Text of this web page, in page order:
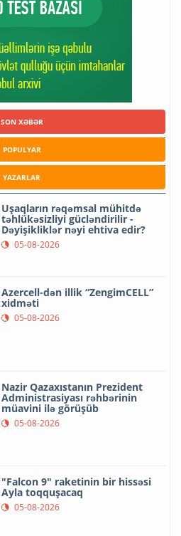
SON XƏBƏR
POPULYAR
YAZARLAR
Uşaqların rəqəmsal mühitdə
təhlükəsizliyi gücləndirilir -
Dəyişikliklər nəyi ehtiva edir?
05-08-2026
Azercell-dən illik “ZengimCELL”
xidməti
05-08-2026
Nazir Qazaxıstanın Prezident
Administrasiyası rəhbərinin
müavini ilə görüşüb
05-08-2026
"Falcon 9" raketinin bir hissəsi
Ayla toqquşacaq
05-08-2026